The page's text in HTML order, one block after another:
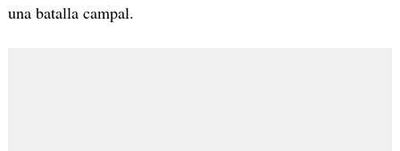
una batalla campal.